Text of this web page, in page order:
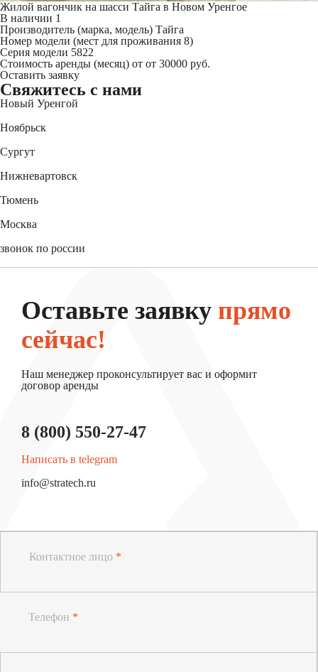
Жилой вагончик на шасси Тайга в Новом Уренгое
В наличии 1
Производитель (марка, модель) Тайга
Номер модели (мест для проживания 8)
Серия модели 5822
Стоимость аренды (месяц) от от 30000 руб.
Оставить заявку
Свяжитесь с нами
Новый Уренгой
Ноябрьск
Сургут
Нижневартовск
Тюмень
Москва
звонок по россии
Оставьте заявку прямо
сейчас!
Наш менеджер проконсультирует вас и оформит
договор аренды
8 (800) 550-27-47
Написать в telegram
info@stratech.ru
Контактное лицо *
Телефон *